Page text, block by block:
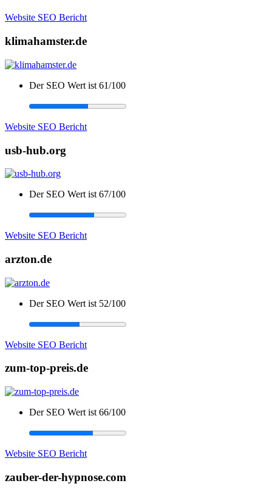
Website SEO Bericht
klimahamster.de
Der SEO Wert ist 61/100
Website SEO Bericht
usb-hub.org
Der SEO Wert ist 67/100
Website SEO Bericht
arzton.de
Der SEO Wert ist 52/100
Website SEO Bericht
zum-top-preis.de
Der SEO Wert ist 66/100
Website SEO Bericht
zauber-der-hypnose.com